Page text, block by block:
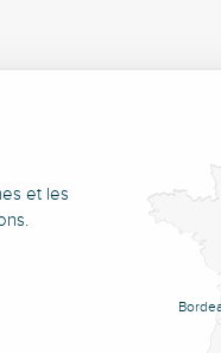
et les